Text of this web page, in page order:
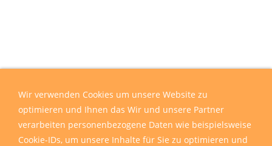
Wir verwenden Cookies um unsere Website zu
optimieren und Ihnen das Wir und unsere Partner
verarbeiten personenbezogene Daten wie beispielsweise
Cookie-IDs, um unsere Inhalte für Sie zu optimieren und